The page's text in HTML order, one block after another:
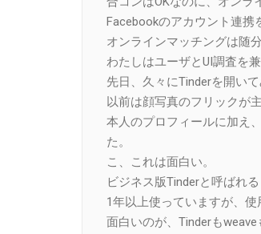
Facebookのアカウント連携
オンラインマッチングは随
わたしはユーザとUI調査を
先日、久々にTinderを開い
以前は顔写真のフリックが
本人のプロフィールに加え
た。
こ、これは面白い。
ビジネス版Tinderと呼ばれ
1年以上使っていますが、使
面白いのが、Tinderも